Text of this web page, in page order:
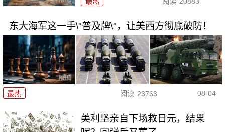
东大海军这一手\"普及牌\"，让美西方彻底破防！
最热 阅读 23763 08-04
美利坚亲自下场救日元，结果